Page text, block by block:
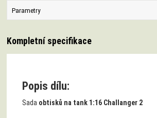
Parametry
Kompletní specifikace
Popis dílu:
Sada obtisků na tank 1:16 Challanger 2